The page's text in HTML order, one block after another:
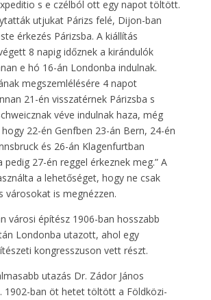
s e czélból ott egy napot töltött.
utjukat Párizs felé, Dijon-ban
érkezés Párizsba. A kiállítás
8 napig időznek a kirándulók
e hó 16-án Londonba indulnak.
megszemlélésére 4 napot
21-én visszatérnek Párizsba s
véve indulnak haza, még
22-én Genfben 23-án Bern, 24-én
és 26-án Klagenfurtban
pedig 27-én reggel érkeznek meg.” A
a lehetőséget, hogy ne csak
városokat is megnézzen.
városi építész 1906-ban hosszabb
Londonba utazott, ahol egy
kongresszuson vett részt.
utazás Dr. Zádor János
1902-ban öt hetet töltött a Földközi-